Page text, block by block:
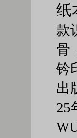
纸
款
骨
钤
出
25